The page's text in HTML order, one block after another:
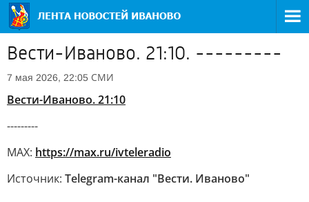
Вести-Иваново. 21:10. ---------
7 мая 2026, 22:05 СМИ
Вести-Иваново. 21:10
---------
MAX: https://max.ru/ivteleradio
Источник: Telegram-канал "Вести. Иваново"